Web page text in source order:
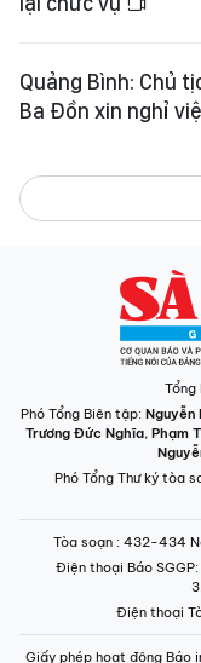
Quảng Bình: Chủ
Ba Đồn xin nghỉ
Tổng
Phó Tổng Biên tập: Nguyễn
Trương Đức Nghĩa, Phạm
Phó Tổng Thư ký tòa
Tòa soạn : 432-434
Điện thoại Báo SGGP
Điện thoại
Giấy phép hoạt động Báo